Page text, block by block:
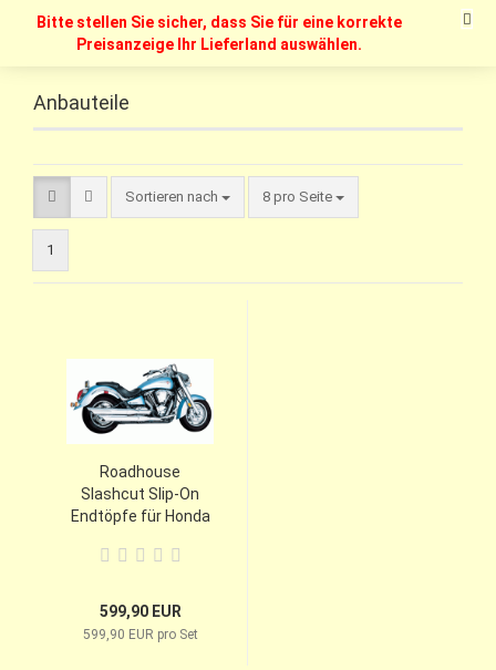
Bitte stellen Sie sicher, dass Sie für eine korrekte
Preisanzeige Ihr Lieferland auswählen.
Anbauteile
Sortieren nach 8 pro Seite
1
Roadhouse
Slashcut Slip-On
Endtöpfe für Honda
599,90 EUR
599,90 EUR pro Set